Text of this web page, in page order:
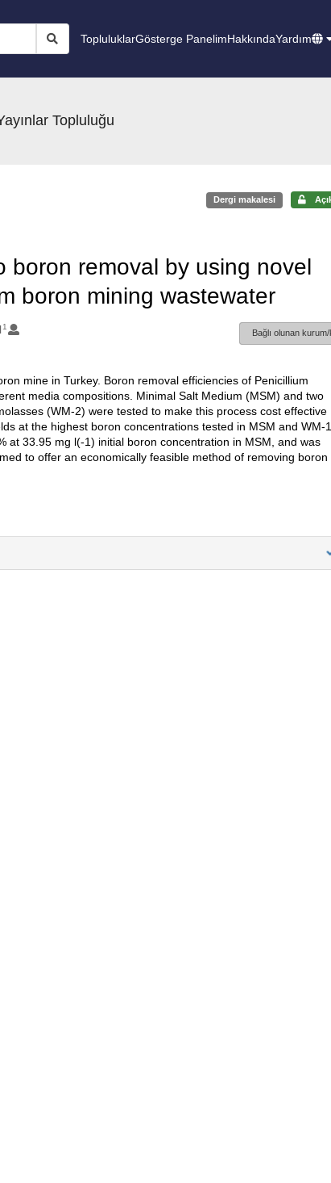
TopluluklarGösterge PanelimHakkındaYardım
Topluluğu
Dergi makalesi
boron removal by using novel
boron mining wastewater
1
Bağlı olunan
mine in Turkey. Boron removal efficiencies of Penicillium
media compositions. Minimal Salt Medium (MSM) and two
(WM-2) were tested to make this process cost effective
at the highest boron concentrations tested in MSM and WM-1.
at 33.95 mg l(-1) initial boron concentration in MSM, and was
to offer an economically feasible method of removing boron